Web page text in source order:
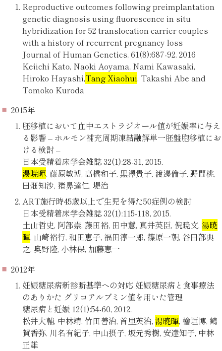
Reproductive outcomes following preimplantation
genetic diagnosis using fluorescence in situ
hybridization for 52 translocation carrier couples
with a history of recurrent pregnancy loss
Journal of Human Genetics, 61(8):687-92, 2016
Keiichi Kato, Naoki Aoyama, Nami Kawasaki,
Hiroko Hayashi,Tang Xiaohui, Takashi Abe and
Tomoko Kuroda
2015年
胚移植において血中エストラジオール値が妊娠率に与え
る影響 – ホルモン補充周期凍結融解単一胚盤胞移植にお
ける検討 –
日本受精着床学会雑誌 32(1):28-31, 2015.
湯暁暉, 藤原敏博, 高橋和子, 黒澤貴子, 渡邊倫子, 野間桃,
田畑知沙, 猪鼻達仁, 堤治
ART施行時45歳以上で生児を得た50症例の検討
日本受精着床学会雑誌 32(1):115-118, 2015.
土山哲史, 阿部崇, 藤田裕, 田中慧, 真井英臣, 倪暁文, 湯暁
暉, 山崎裕行, 和田恵子, 福田淳一郎, 篠原一朝, 谷田部典
之, 奥野隆, 小林保, 加藤恵一
2012年
妊娠糖尿病新診断基準への対応 妊娠糖尿病と食事療法
のありかた グリコアルブミン値を用いた管理
糖尿病と妊娠 12(1):54-60, 2012.
松井大輔, 中林靖, 竹田善治, 首里英治, 湯暁暉, 檜垣博, 鶴
賀香弥, 川名有紀子, 中山摂子, 坂元秀樹, 安達知子, 中林
正雄